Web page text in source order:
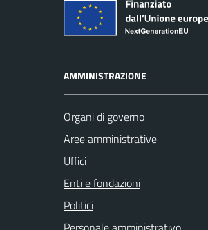
AMMINISTRAZIONE
Organi di governo
Aree amministrative
Uffici
Enti e fondazioni
Politici